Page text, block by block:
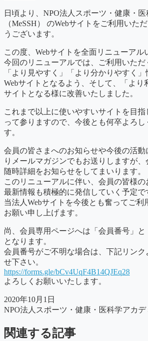
日頃より、NPO法人スポーツ・健康・
（MeSSH） のWebサイトをご利用いた
うございます。
この度、Webサイトを全面リニューアル
今回のリニューアルでは、ご利用いただ
「より見やすく」「より分かりやすく
Webサイトとなるよう、そして、「より
サイトとなる様に改善いたしました。
これまで以上に使いやすいサイトを目指
って参りますので、今後とも何卒よろし
す。
会員の皆さまへのお知らせや今後の活動
りメールマガジンでもお送りしますが
随時詳細をお知らせをしてまいります。
このリニューアルに伴い、会員の皆様
最新情報も積極的に発信していく予定で
当法人Webサイトを今後とも奮ってご利
お願い申し上げます。
尚、会員専用ページへは「会員番号」
となります。
会員番号がご不明な場合は、下記リン
せ下さい。
https://forms.gle/bCv4UqF4B14QJEq28
よろしくお願いいたします。
2020年10月1日
NPO法人スポーツ・健康・医科学アカデ
関連する記事